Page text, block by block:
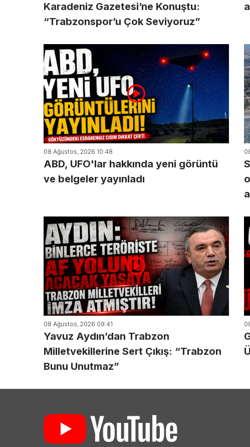
Karadeniz Gazetesi’ne Konuştu:
“Trabzonspor’u Çok Seviyoruz”
08 Ağustos, 2026 10:48
ABD, UFO'lar hakkında yeni görüntü
ve belgeler yayınladı
08 Ağustos, 2026 09:41
Yavuz Aydın’dan Trabzon
Milletvekillerine Sert Çıkış: “Trabzon
Bunu Unutmaz”